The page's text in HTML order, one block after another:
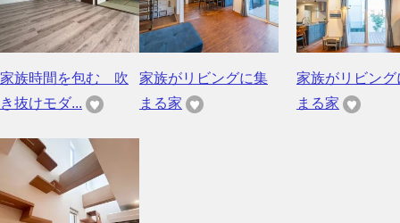
家族時間を包む 吹
き抜けモダ...
家族がリビングに集
まる家
家族がリビング
まる家